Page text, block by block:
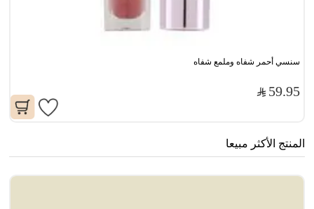
سنسي أحمر شفاه وملمع شفاه
59.95
المنتج الأكثر مبيعا